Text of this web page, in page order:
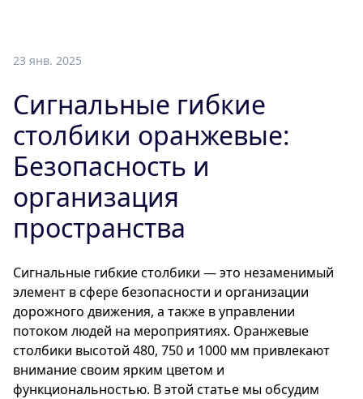
23 янв. 2025
Сигнальные гибкие
столбики оранжевые:
Безопасность и
организация
пространства
Сигнальные гибкие столбики — это незаменимый
элемент в сфере безопасности и организации
дорожного движения, а также в управлении
потоком людей на мероприятиях. Оранжевые
столбики высотой 480, 750 и 1000 мм привлекают
внимание своим ярким цветом и
функциональностью. В этой статье мы обсудим